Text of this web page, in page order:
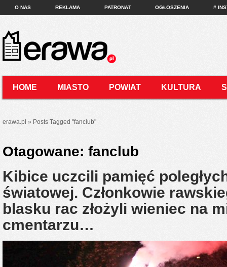
O NAS REKLAMA PATRONAT OGŁOSZENIA #
HOME MIASTO POWIAT KULTURA
erawa.pl » Posts Tagged "fanclub"
Otagowane: fanclub
Kibice uczcili pamięć
światowej. Członkowie
blasku rac złożyli wieniec na
cmentarzu…